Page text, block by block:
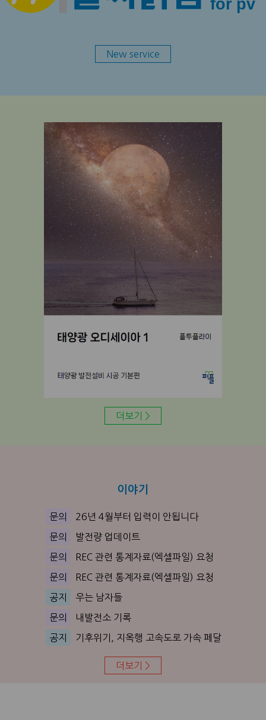
New service
더보기 >
이야기
문의 26년 4월부터 입력이 안됩니다
문의 발전량 업데이트
문의 REC 관련 통계자료(엑셀파일) 요청
문의 REC 관련 통계자료(엑셀파일) 요청
공지 우는 남자들
문의 내발전소 기록
공지 기후위기, 지옥행 고속도로 가속 페달
더보기 >